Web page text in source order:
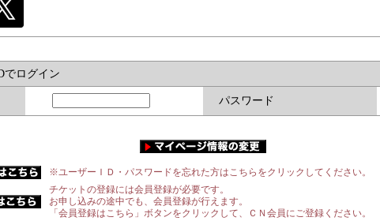
でログイン
パスワード
※ユーザーＩＤ・パスワードを忘れた方はこちらをクリックしてください。
チケットの登録には会員登録が必要です。
お申し込みの途中でも、会員登録が行えます。
「会員登録はこちら」ボタンをクリックして、ＣＮ会員にご登録ください。